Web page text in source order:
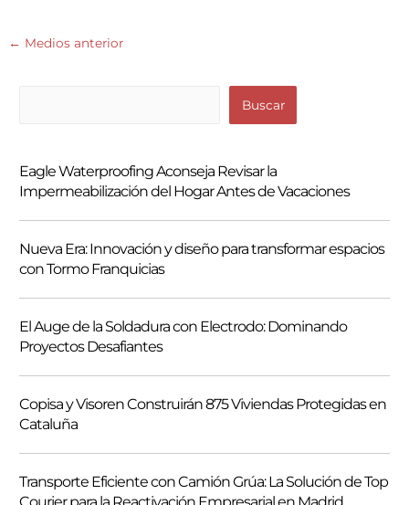
← Medios anterior
c
a
r
Buscar
Eagle Waterproofing Aconseja Revisar la
Impermeabilización del Hogar Antes de Vacaciones
Nueva Era: Innovación y diseño para transformar espacios
con Tormo Franquicias
El Auge de la Soldadura con Electrodo: Dominando
Proyectos Desafiantes
Copisa y Visoren Construirán 875 Viviendas Protegidas en
Cataluña
Transporte Eficiente con Camión Grúa: La Solución de Top